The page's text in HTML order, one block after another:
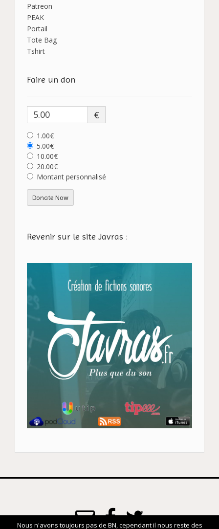
Patreon
PEAK
Portail
Tote Bag
Tshirt
Faire un don
€
1.00€
5.00€
10.00€
20.00€
Montant personnalisé
Donate Now
Revenir sur le site Javras :
Nous n'avons toujours pas de BN, cependant il nous reste des